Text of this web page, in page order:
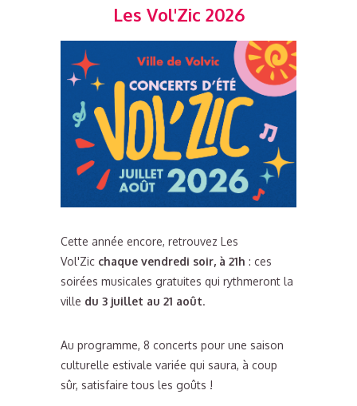
Les Vol'Zic 2026
Cette année encore, retrouvez Les
Vol'Zic chaque vendredi soir, à 21h : ces
soirées musicales gratuites qui rythmeront la
ville du 3 juillet au 21 août.
Au programme, 8 concerts pour une saison
culturelle estivale variée qui saura, à coup
sûr, satisfaire tous les goûts !